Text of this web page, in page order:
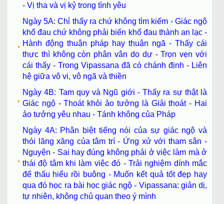
- Vị tha và vị kỷ trong tình yêu
Ngày 5A: Chỉ thấy ra chứ không tìm kiếm - Giác ngộ
khổ đau chứ không phải biến khổ đau thành an lạc -
Hành động thuận pháp hay thuận ngã - Thấy cái
thực thì không còn phân vân do dự - Trọn vẹn với
cái thấy - Trong Vipassana đã có chánh định - Liên
hệ giữa vô vi, vô ngã và thiền
Ngày 4B: Tam quy và Ngũ giới - Thấy ra sự thật là
Giác ngộ - Thoát khỏi ảo tưởng là Giải thoát - Hai
ảo tưởng yêu nhau - Tánh không của Pháp
Ngày 4A: Phân biệt tiếng nói của sự giác ngộ và
thói lăng xăng của tâm trí - Ứng xử với tham sân -
Nguyện - Sai hay đúng không phải ở việc làm mà ở
thái độ tâm khi làm việc đó - Trải nghiệm dính mắc
để thấu hiểu rồi buông - Muốn kết quả tốt đẹp hay
qua đó học ra bài học giác ngộ - Vipassana: giản dị,
tự nhiên, không chủ quan theo ý mình